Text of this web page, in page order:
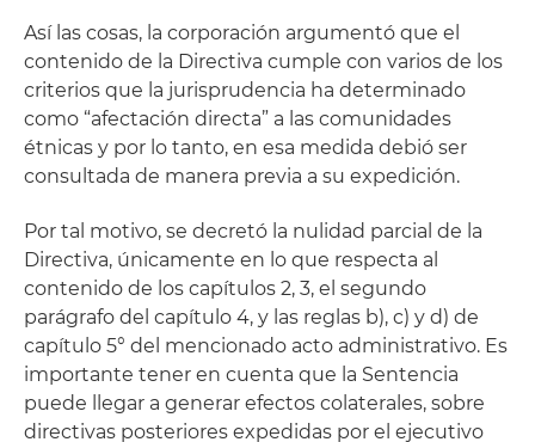
Así las cosas, la corporación argumentó que el
contenido de la Directiva cumple con varios de los
criterios que la jurisprudencia ha determinado
como “afectación directa” a las comunidades
étnicas y por lo tanto, en esa medida debió ser
consultada de manera previa a su expedición.
Por tal motivo, se decretó la nulidad parcial de la
Directiva, únicamente en lo que respecta al
contenido de los capítulos 2, 3, el segundo
parágrafo del capítulo 4, y las reglas b), c) y d) de
capítulo 5° del mencionado acto administrativo. Es
importante tener en cuenta que la Sentencia
puede llegar a generar efectos colaterales, sobre
directivas posteriores expedidas por el ejecutivo